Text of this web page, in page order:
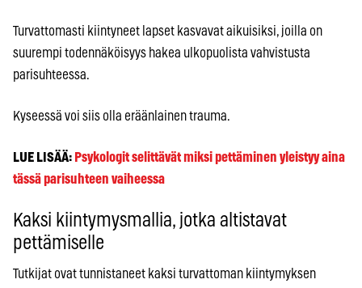
Turvattomasti kiintyneet lapset kasvavat aikuisiksi, joilla on
suurempi todennäköisyys hakea ulkopuolista vahvistusta
parisuhteessa.
Kyseessä voi siis olla eräänlainen trauma.
LUE LISÄÄ: Psykologit selittävät miksi pettäminen yleistyy aina
tässä parisuhteen vaiheessa
Kaksi kiintymysmallia, jotka altistavat
pettämiselle
Tutkijat ovat tunnistaneet kaksi turvattoman kiintymyksen